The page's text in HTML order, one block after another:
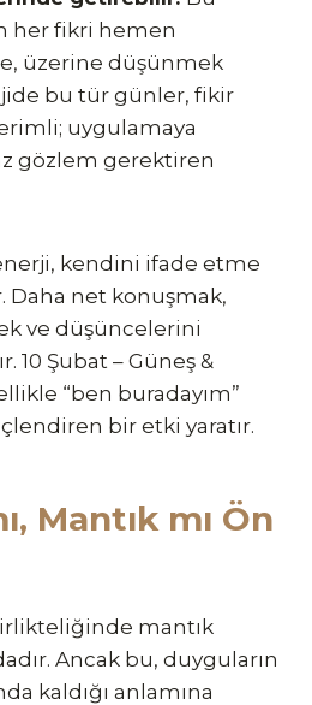
her fikri hemen
üzerine düşünmek
bu tür günler, fikir
uygulamaya
gözlem gerektiren
kendini ifade etme
Daha net konuşmak,
ve düşüncelerini
10 Şubat – Güneş &
“ben buradayım”
bir etki yaratır.
Mantık mı Ön
mantık
Ancak bu, duyguların
kaldığı anlamına